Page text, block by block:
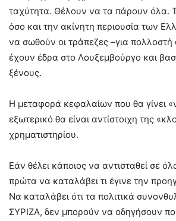
ταχύτητα. Θέλουν να τα πάρουν όλα.
όσο και την ακίνητη περιουσία των
να σωθούν οι τράπεζες –για πολλοστή
έχουν έδρα στο Λουξεμβούργο και
ξένους.
Η μεταφορά κεφαλαίων που θα γίνει
εξωτερικό θα είναι αντίστοιχη της
χρηματιστηρίου.
Εάν θέλει κάποιος να αντισταθεί σε
πρώτα να καταλάβει τι έγινε την
Να καταλάβει ότι τα πολιτικά
ΣΥΡΙΖΑ, δεν μπορούν να οδηγήσουν